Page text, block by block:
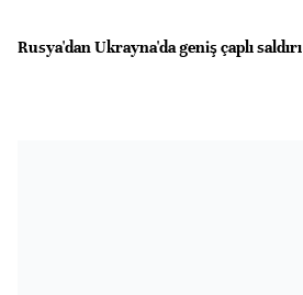
Rusya'dan Ukrayna'da geniş çaplı saldırı